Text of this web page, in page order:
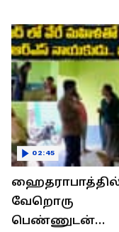
வேறொரு
பெண்ணுடன்
02:45